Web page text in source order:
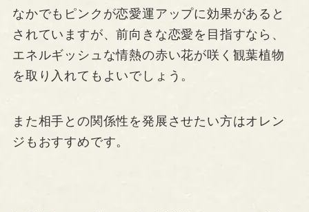
なかでもピンクが恋愛運アップに効果があると
されていますが、前向きな恋愛を目指すなら、
エネルギッシュな情熱の赤い花が咲く観葉植物
を取り入れてもよいでしょう。
また相手との関係性を発展させたい方はオレン
ジもおすすめです。